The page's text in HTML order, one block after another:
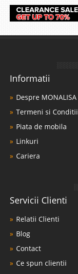
Informatii
Despre MONALISA
Termeni si Conditii
Piata de mobila
Linkuri
Cariera
Servicii Clienti
Relatii Clienti
Blog
Contact
Ce spun clientii